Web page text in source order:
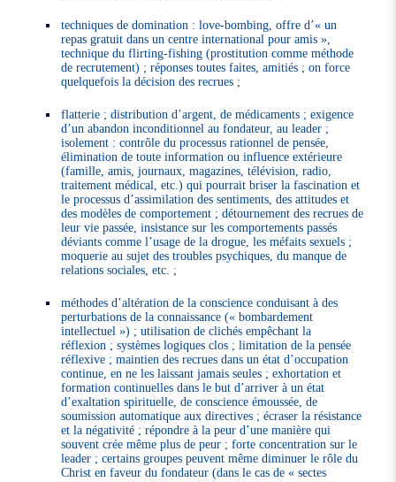
techniques de domination : love-bombing, offre d’« un
repas gratuit dans un centre international pour amis »,
technique du flirting-fishing (prostitution comme méthode
de recrutement) ; réponses toutes faites, amitiés ; on force
quelquefois la décision des recrues ;
flatterie ; distribution d’argent, de médicaments ; exigence
d’un abandon inconditionnel au fondateur, au leader ;
isolement : contrôle du processus rationnel de pensée,
élimination de toute information ou influence extérieure
(famille, amis, journaux, magazines, télévision, radio,
traitement médical, etc.) qui pourrait briser la fascination et
le processus d’assimilation des sentiments, des attitudes et
des modèles de comportement ; détournement des recrues de
leur vie passée, insistance sur les comportements passés
déviants comme l’usage de la drogue, les méfaits sexuels ;
moquerie au sujet des troubles psychiques, du manque de
relations sociales, etc. ;
méthodes d’altération de la conscience conduisant à des
perturbations de la connaissance (« bombardement
intellectuel ») ; utilisation de clichés empêchant la
réflexion ; systèmes logiques clos ; limitation de la pensée
réflexive ; maintien des recrues dans un état d’occupation
continue, en ne les laissant jamais seules ; exhortation et
formation continuelles dans le but d’arriver à un état
d’exaltation spirituelle, de conscience émoussée, de
soumission automatique aux directives ; écraser la résistance
et la négativité ; répondre à la peur d’une manière qui
souvent crée même plus de peur ; forte concentration sur le
leader ; certains groupes peuvent même diminuer le rôle du
Christ en faveur du fondateur (dans le cas de « sectes